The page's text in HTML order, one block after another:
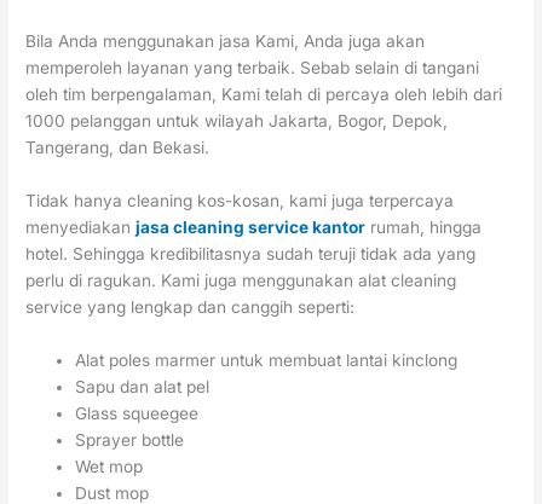
Bila Anda menggunakan jasa Kami, Anda juga akan
memperoleh layanan yang terbaik. Sebab selain di tangani
oleh tim berpengalaman, Kami telah di percaya oleh lebih dari
1000 pelanggan untuk wilayah Jakarta, Bogor, Depok,
Tangerang, dan Bekasi.
Tidak hanya cleaning kos-kosan, kami juga terpercaya
menyediakanjasa cleaning service kantor rumah, hingga
hotel. Sehingga kredibilitasnya sudah teruji tidak ada yang
perlu di ragukan. Kami juga menggunakan alat cleaning
service yang lengkap dan canggih seperti:
Alat poles marmer untuk membuat lantai kinclong
Sapu dan alat pel
Glass squeegee
Sprayer bottle
Wet mop
Dust mop